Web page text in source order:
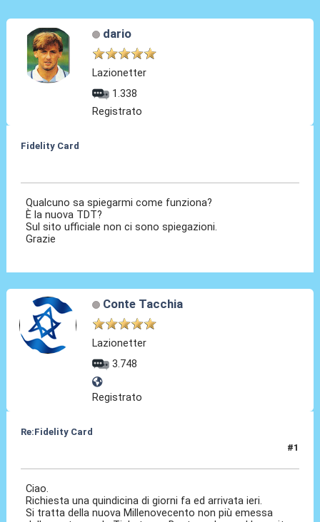
dario
Lazionetter
1.338
Registrato
Fidelity Card
Qualcuno sa spiegarmi come funziona?
È la nuova TDT?
Sul sito ufficiale non ci sono spiegazioni.
Grazie
Conte Tacchia
Lazionetter
3.748
Registrato
Re:Fidelity Card
#1
Ciao.
Richiesta una quindicina di giorni fa ed arrivata ieri.
Si tratta della nuova Millenovecento non più emessa